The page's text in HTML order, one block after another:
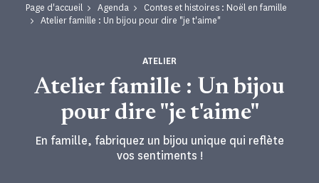
Page d'accueil Agenda
Contes et histoires : Noël en famille
Atelier famille : Un bijou pour dire "je t'aime"
Atelier famille : Un bijou
pour dire "je t'aime"
ATELIER
En famille, fabriquez un bijou unique qui reflète
vos sentiments !